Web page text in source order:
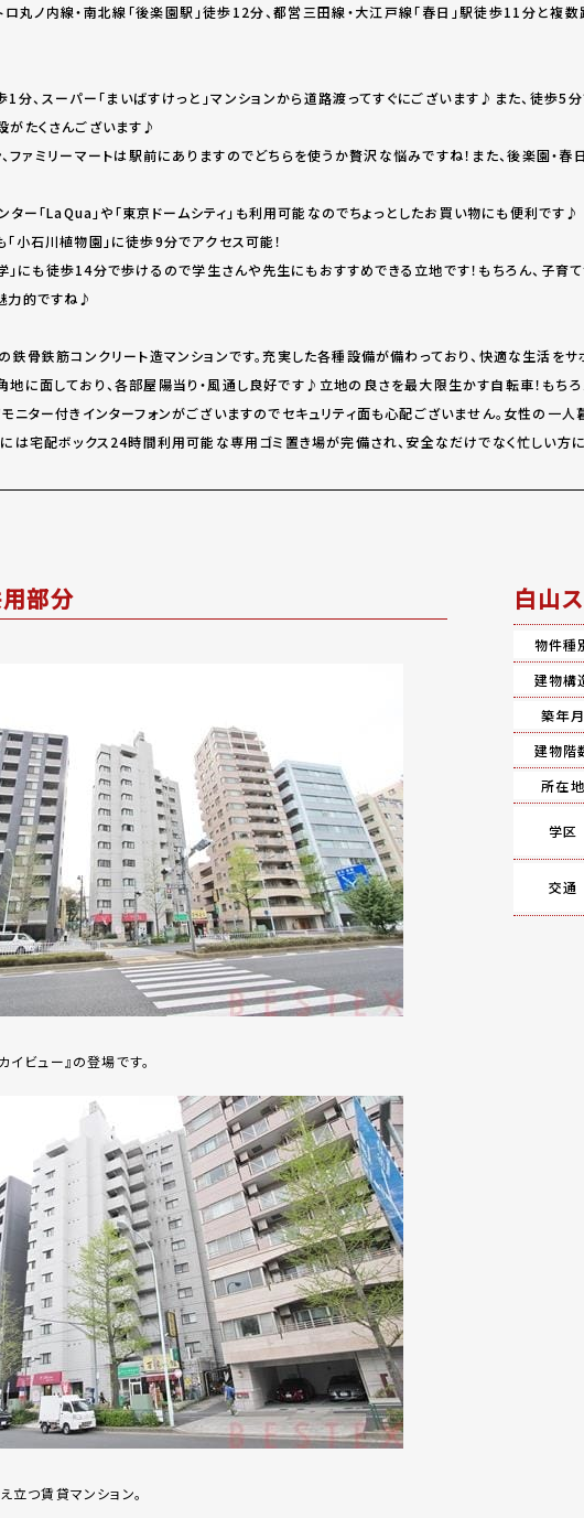
丸ノ内線・南北線「後楽園駅」徒歩12分、都営三田線・大江戸線「春日」駅徒歩11分と複
分、スーパー「まいばすけっと」マンションから道路渡ってすぐにございます♪また、徒歩5
がたくさんございます♪
ファミリーマートは駅前にありますのでどちらを使うか贅沢な悩みですね！また、後楽園・
ター「LaQua」や「東京ドームシティ」も利用可能なのでちょっとしたお買い物にも便利です♪
小石川植物園」に徒歩9分でアクセス可能！
学」にも徒歩14分で歩けるので学生さんや先生にもおすすめできる立地です！もちろん、子
力的ですね♪
鉄骨鉄筋コンクリート造マンションです。充実した各種設備が備わっており、快適な生活を
地に面しており、各部屋陽当り・風通し良好です♪立地の良さを最大限生かす自転車！もち
ニター付きインターフォンがございますのでセキュリティ面も心配ございません。女性の一
は宅配ボックス24時間利用可能な専用ゴミ置き場が完備され、安全なだけでなく忙しい方に
用部分
ビュー』の登場です。
立つ賃貸マンション。
白山
物件種
建物構
築年月
建物階
所在地
学区
交通